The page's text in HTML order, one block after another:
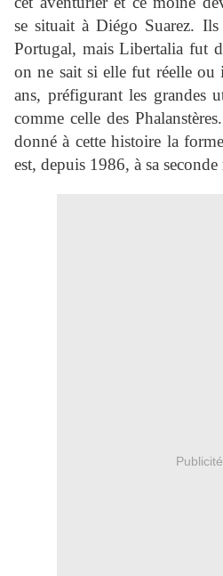
se situait à Diégo Suarez.
Portugal, mais Libertalia fut
on ne sait si elle fut réelle ou
ans, préfigurant les grandes
comme celle des
donné à cette histoire la
est, depuis 1986, à sa
Publicité